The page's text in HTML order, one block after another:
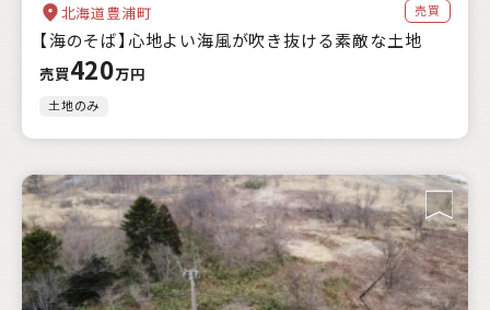
北海道豊浦町 売買
【海のそば】心地よい海風が吹き抜ける素敵な土地
売買420万円
土地のみ